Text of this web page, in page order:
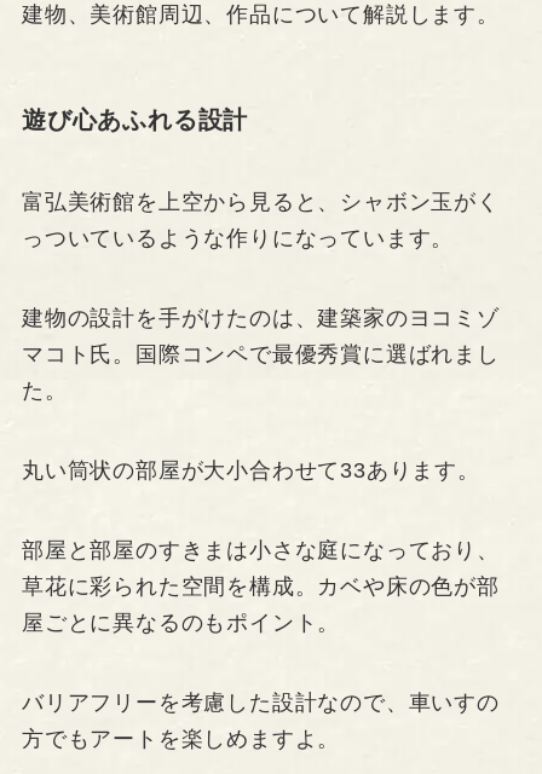
建物、美術館周辺、作品について解説します。
遊び心あふれる設計
富弘美術館を上空から見ると、シャボン玉がく
っついているような作りになっています。
建物の設計を手がけたのは、建築家のヨコミゾ
マコト氏。国際コンペで最優秀賞に選ばれまし
た。
丸い筒状の部屋が大小合わせて33あります。
部屋と部屋のすきまは小さな庭になっており、
草花に彩られた空間を構成。カベや床の色が部
屋ごとに異なるのもポイント。
バリアフリーを考慮した設計なので、車いすの
方でもアートを楽しめますよ。